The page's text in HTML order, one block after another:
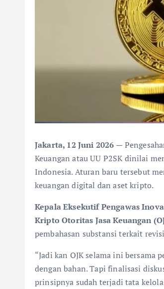
Jakarta, 12 Juni 2026 —
Keuangan atau UU P2SK dinilai
Indonesia. Aturan baru tersebut
keuangan digital dan aset kripto.
Kepala Eksekutif Pengawas
Kripto Otoritas Jasa Keuangan
pembahasan substansi terkait
“Jadi kan OJK selama ini
dengan bahan. Tapi finalisasi
prinsipnya sudah terjadi tata